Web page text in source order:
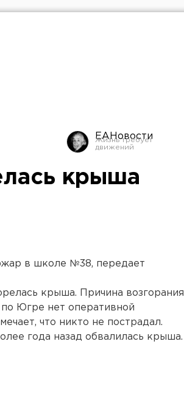
ЕАНовости
крыша
в школе №38, передает
крыша. Причина возгорания
Югре нет оперативной
что никто не пострадал.
года назад обвалилась крыша.